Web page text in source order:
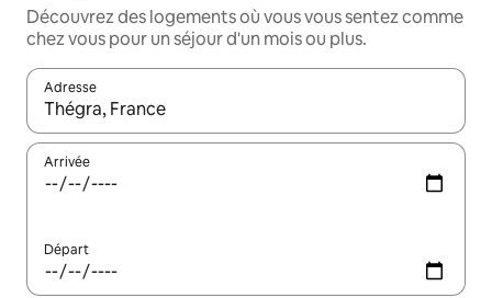
Découvrez des logements où vous vous sentez comme
chez vous pour un séjour d'un mois ou plus.
Adresse
Lorsque les résultats s'affichent, utilisez les flèches vers le
Arrivée
Départ